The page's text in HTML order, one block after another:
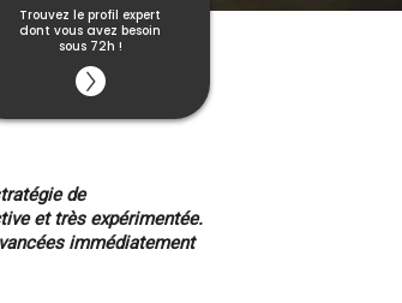
Trouvez le profil expert
dont vous avez besoin
sous 72h !
de
et très expérimentée.
immédiatement